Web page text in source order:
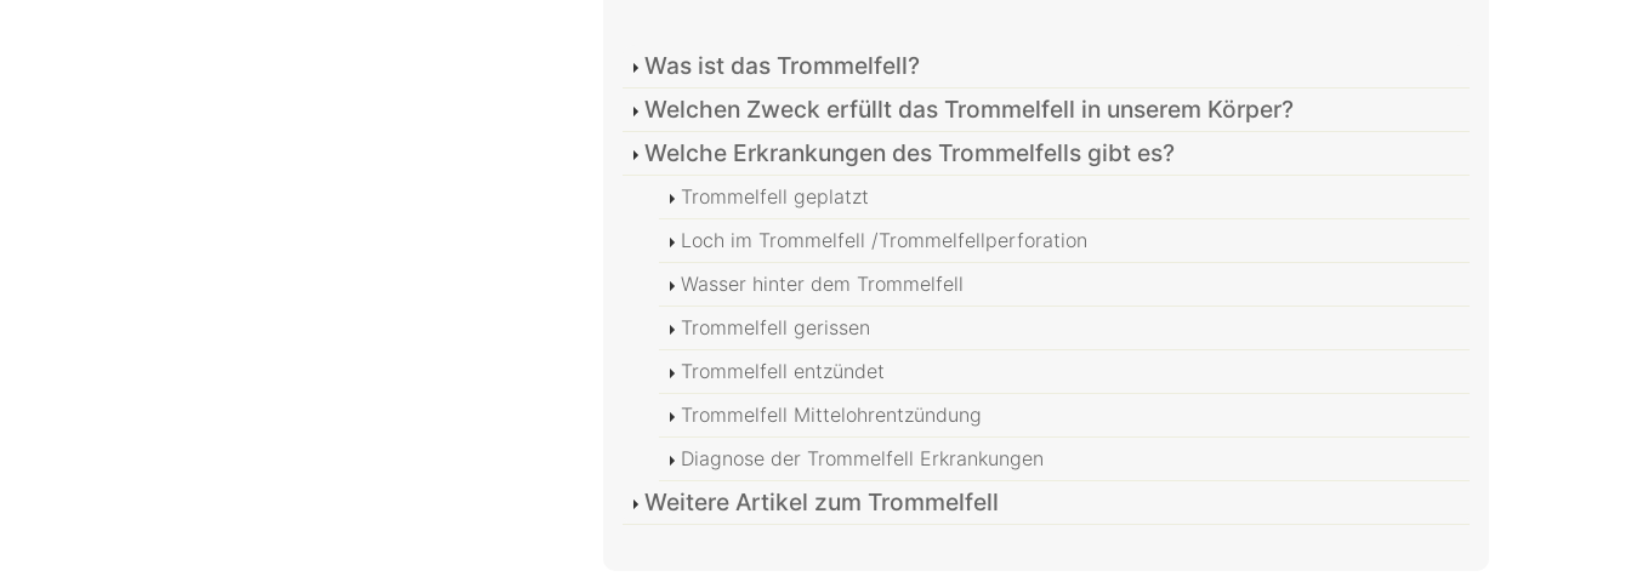
Was ist das Trommelfell?
Welchen Zweck erfüllt das Trommelfell in unserem Körper?
Welche Erkrankungen des Trommelfells gibt es?
Trommelfell geplatzt
Loch im Trommelfell /Trommelfellperforation
Wasser hinter dem Trommelfell
Trommelfell gerissen
Trommelfell entzündet
Trommelfell Mittelohrentzündung
Diagnose der Trommelfell Erkrankungen
Weitere Artikel zum Trommelfell